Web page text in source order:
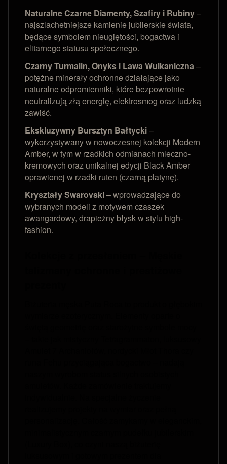
Naturalne Czarne Diamenty, Szafiry i Rubiny–
najszlachetniejsze kamienie jubilerskie świata,
będące symbolem nieugiętości, bogactwa i
elitarnego statusu społecznego.
Czarny Turmalin, Onyks i Lawa Wulkaniczna–
potężne minerały ochronne działające jako
naturalne odpromienniki, które bezpowrotnie
neutralizują złą energię, elektrosmog oraz ludzką
zawiść.
Ekskluzywny Bursztyn Bałtycki–
wykorzystywany w nowoczesnej kolekcji Modern
Amber, w tym w rzadkich odmianach mleczno-
kremowych oraz unikalnej edycji Black Amber
oprawionej w rzadki ruten (czarną platynę).
Kryształy Swarovski– wprowadzające do
wybranych modeli z motywem czaszek
awangardowy, drapieżny błysk w stylu high-
fashion.